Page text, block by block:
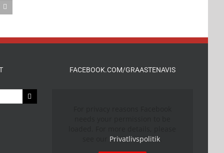
FACEBOOK.COM/GRAASTENAVIS
Privatlivspolitik